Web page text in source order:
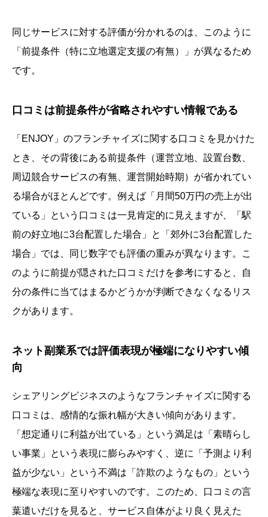
同じサービスに対する評価が分かれるのは、このように
「前提条件（特に立地選定支援の有無）」が異なるため
です。
口コミは前提条件が省略されやすい情報である
「ENJOY」のフランチャイズに関する口コミを見かけた
とき、その背後にある前提条件（運営立地、設置台数、
周辺競合サービスの有無、運営開始時期）が省かれてい
る場合がほとんどです。例えば「月間50万円の売上が出
ている」という口コミは一見肯定的に見えますが、「駅
前の好立地に3台配置した場合」と「郊外に3台配置した
場合」では、同じ数字でも評価の重みが異なります。こ
のように前提が隠された口コミだけを参考にすると、自
分の条件に当てはまるかどうかが判断できなくなるリス
クがあります。
ネット副業系では評価表現が極端になりやすい傾
向
シェアリングビジネスのようなフランチャイズに関する
口コミは、感情的な振れ幅が大きい傾向があります。
「想定通りに利益が出ている」という満足は「素晴らし
い事業」という表現に膨らみやすく、逆に「予測より利
益が少ない」という不満は「詐欺のようなもの」という
極端な表現に至りやすいのです。このため、口コミの言
葉遣いだけを見ると、サービス自体がより良く見えた